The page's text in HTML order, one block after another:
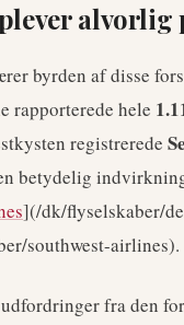
byrden af disse
rapporterede hele
registrerede
betydelig
](/dk/flyselskaber/
southwest-airlines).
fra den